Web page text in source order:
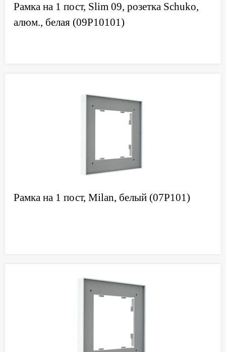
Рамка на 1 пост, Slim 09, розетка Schuko,
алюм., белая (09P10101)
Рамка на 1 пост, Milan, белый (07P101)